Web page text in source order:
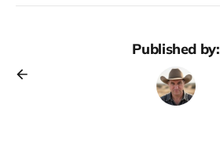
Published by: